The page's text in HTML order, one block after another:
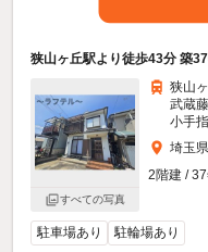
狭山ヶ丘駅より徒歩43分 築
すべての写真
狭山
武蔵
小手
埼玉
2階建 /
駐車場あり 駐輪場あり